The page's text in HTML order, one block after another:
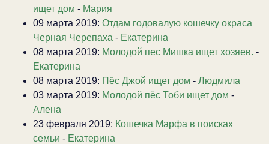
ищет дом - Мария
09 марта 2019: Отдам годовалую кошечку окраса
Черная Черепаха - Екатерина
08 марта 2019: Молодой пес Мишка ищет хозяев. -
Екатерина
08 марта 2019: Пёс Джой ищет дом - Людмила
03 марта 2019: Молодой пёс Тоби ищет дом -
Алена
23 февраля 2019: Кошечка Марфа в поисках
семьи - Екатерина